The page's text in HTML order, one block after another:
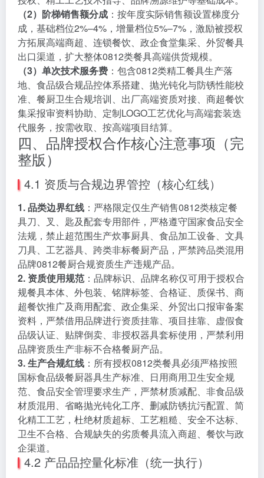
（2）阶梯销售额分成 ：按年度实际销售额设置梯度分
成，基础档位2%–4%，增量档位5%–7%，激励被授权
方拓展高端商超、连锁餐饮、政企食堂集采、外贸餐具
出口渠道，扩大整体0812类餐具高端供货规模。
（3）单次技术服务费 ：包含0812类精工餐具生产落
地、食品级合规品控体系搭建、抛光钝化与防锈性能校
准、餐厨卫生合规培训、出厂高端资质对接、商超餐饮
集采报审资料协助、定制LOGO工艺优化与高端套装迭
代服务，按需收取、按高端项目结算。
四、品牌授权合作核心注意事项（完
整版）
4.1 资质与合规边界管控（核心红线）
1. 品类边界红线 ：严格限定仅生产销售0812类核定餐
具刀、叉、匙及配套专用部件，严格遵守国家食品安全
法规，禁止超范围生产炊事厨具、食品加工设备、文具
刀具、工艺器具、跨类非标餐厨产品，严禁跨品类混用
品牌0812餐厨合规资质生产违规产品。
2. 资质使用规范 ：品牌标识、品牌名称仅可用于授权合
规餐具本体、外包装、铭牌标签、合格证、质保书、商
超餐饮推广及商用配套、政企集采、外贸出口报审备案
资料，严禁借用品牌进行资质挂靠、项目挂靠、虚假食
品级认证、贴牌倒卖、非授权器具套标使用，严禁利用
品牌资质生产非标不合格餐厨产品。
3. 生产合规红线 ：所有授权0812类餐具必须严格按照
国标食品级餐厨器具生产标准、日用商用卫生安全规
范、食品安全管理要求生产，严禁材质减配、非食品级
材质混用、省略抛光钝化工序、删减防锈抗污配置、简
化精工工艺，杜绝材质超标、工艺粗糙、安全不达标、
卫生不合格、合规缺失的劣质餐具流入商超、餐饮与政
企渠道。
4.2 产品品控量化标准（统一执行）